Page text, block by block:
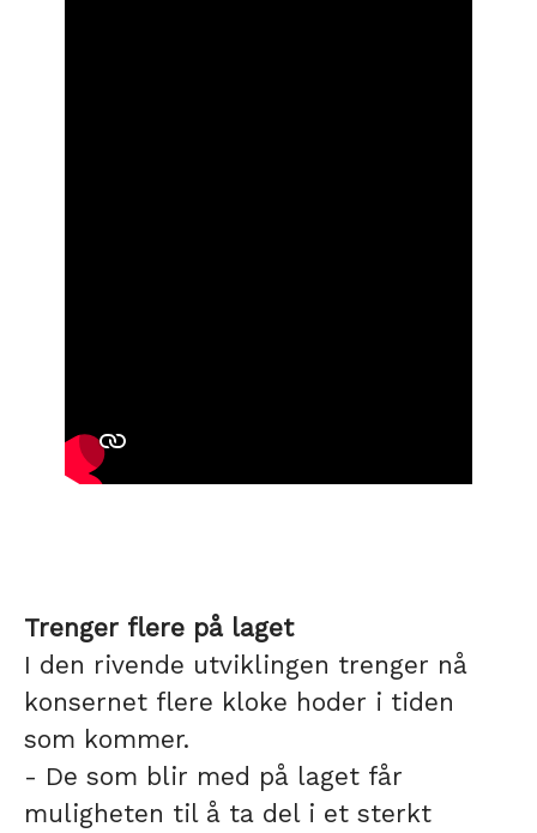
Trenger flere på laget
I den rivende utviklingen trenger nå
konsernet flere kloke hoder i tiden
som kommer.
- De som blir med på laget får
muligheten til å ta del i et sterkt